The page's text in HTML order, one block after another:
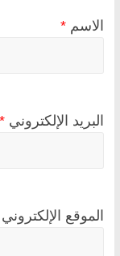
الاسم *
البريد الإلكتروني *
الموقع الإلكتروني